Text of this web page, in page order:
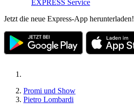
EXPRESS Service
Jetzt die neue Express-App herunterladen!
Promi und Show
Pietro Lombardi